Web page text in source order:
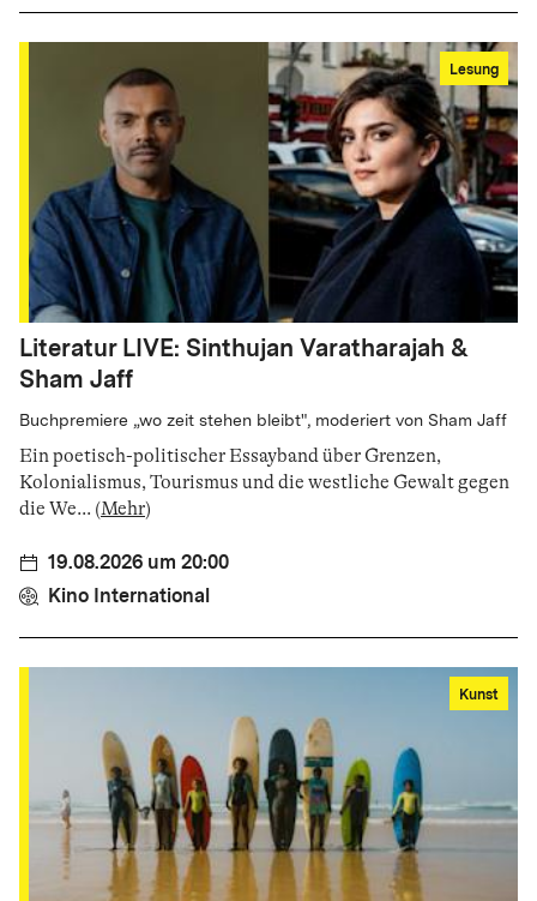
Lesung
Literatur LIVE: Sinthujan Varatharajah &
Sham Jaff
Buchpremiere „wo zeit stehen bleibt", moderiert von Sham Jaff
Ein poetisch-politischer Essayband über Grenzen,
Kolonialismus, Tourismus und die westliche Gewalt gegen
die We... (Mehr)
19.08.2026 um 20:00
Kino International
Kunst